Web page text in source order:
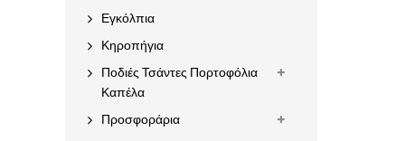
Εγκόλπια
Κηροπήγια
Ποδιές Τσάντες Πορτοφόλια
Καπέλα
Προσφοράρια